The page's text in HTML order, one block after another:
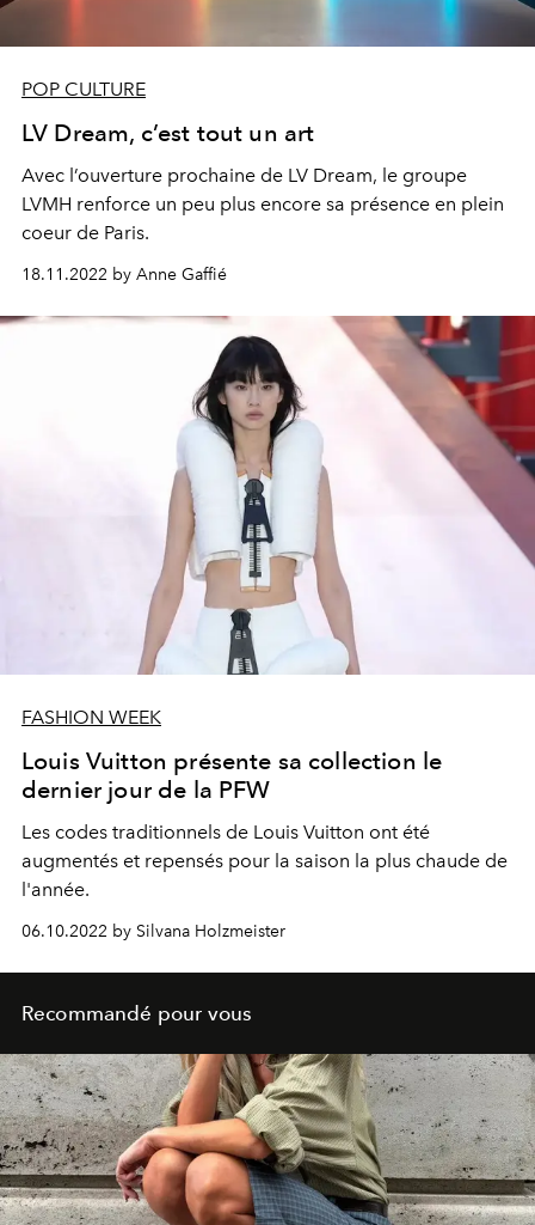
POP CULTURE
LV Dream, c’est tout un art
Avec l’ouverture prochaine de LV Dream, le groupe
LVMH renforce un peu plus encore sa présence en plein
coeur de Paris.
18.11.2022 by Anne Gaffié
FASHION WEEK
Louis Vuitton présente sa collection le
dernier jour de la PFW
Les codes traditionnels de Louis Vuitton ont été
augmentés et repensés pour la saison la plus chaude de
l'année.
06.10.2022 by Silvana Holzmeister
Recommandé pour vous